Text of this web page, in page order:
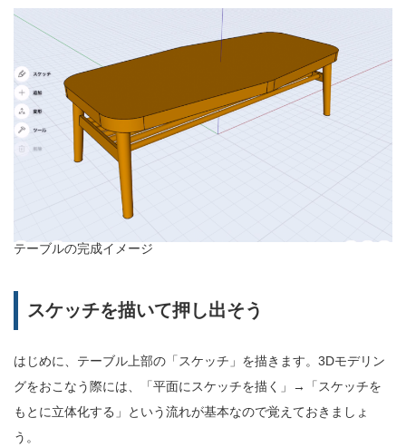
テーブルの完成イメージ
スケッチを描いて押し出そう
はじめに、テーブル上部の「スケッチ」を描きます。3Dモデリン
グをおこなう際には、「平面にスケッチを描く」→「スケッチを
もとに立体化する」という流れが基本なので覚えておきましょ
う。